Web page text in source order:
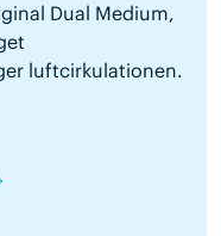
Dual Medium,
luftcirkulationen.